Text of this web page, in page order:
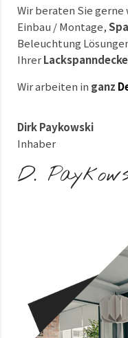
Wir beraten Sie
Einbau / Montage,
Beleuchtung
IhrerLackspanndecke
Wir arbeiten in ganz
Dirk Paykowski
Inhaber
D.